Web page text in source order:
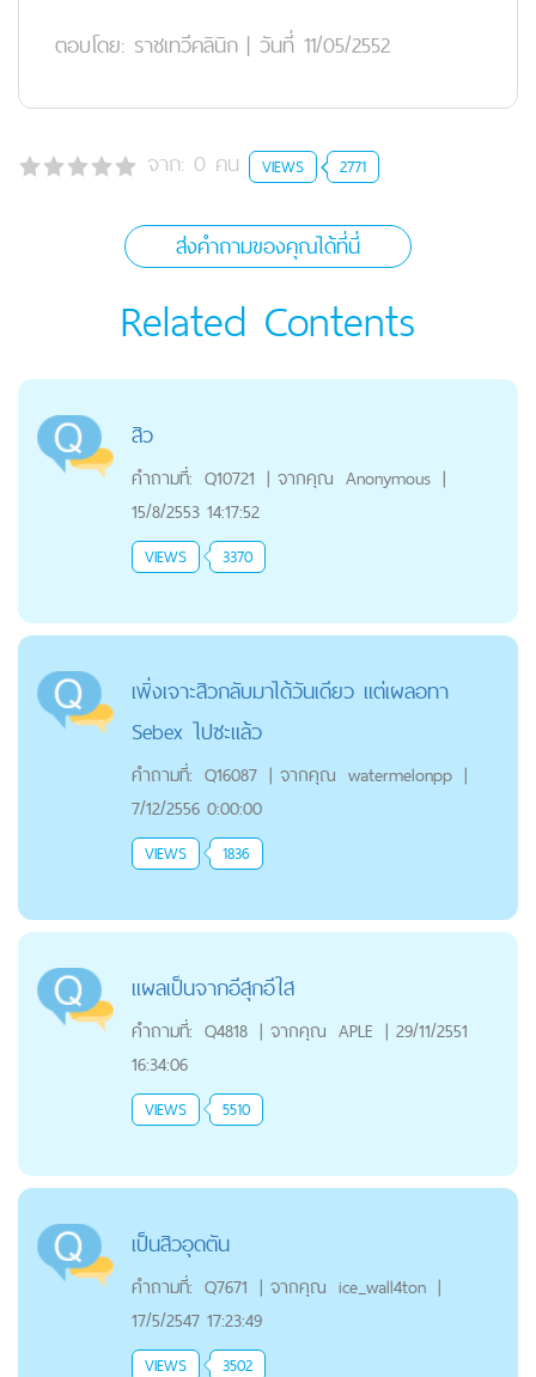
ตอบโดย: ราชเทวีคลินิก | วันที่ 11/05/2552
จาก: 0 คน VIEWS 2771
ส่งคำถามของคุณได้ที่นี่
Related Contents
สิว
คำถามที่: Q10721 | จากคุณ Anonymous |
15/8/2553 14:17:52
VIEWS 3370
เพิ่งเจาะสิวกลับมาได้วันเดียว แต่เผลอทา
Sebex ไปซะแล้ว
คำถามที่: Q16087 | จากคุณ watermelonpp |
7/12/2556 0:00:00
VIEWS 1836
แผลเป็นจากอีสุกอีใส
คำถามที่: Q4818 | จากคุณ APLE | 29/11/2551
16:34:06
VIEWS 5510
เป็นสิวอุดตัน
คำถามที่: Q7671 | จากคุณ ice_wall4ton |
17/5/2547 17:23:49
VIEWS 3502